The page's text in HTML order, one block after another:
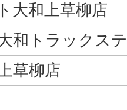
大和上草柳店
和トラックス
草柳店